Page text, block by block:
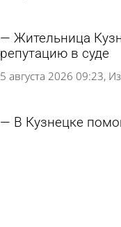
Жительница
репутацию в суде
5 августа 2026 09:23
В Кузнецке